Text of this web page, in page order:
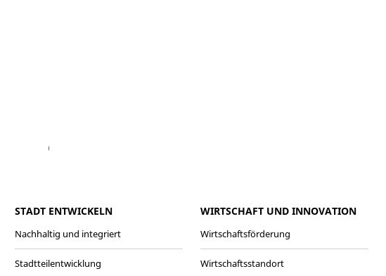
LinkedIn
STADT ENTWICKELN
Nachhaltig und integriert
Stadtteilentwicklung
WIRTSCHAFT UND INNOVATION
Wirtschaftsförderung
Wirtschaftsstandort